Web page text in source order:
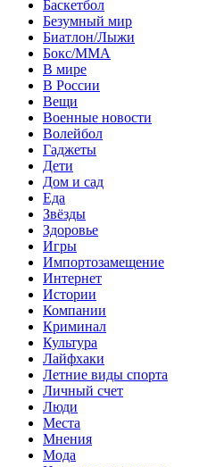
Баскетбол
Безумный мир
Биатлон/Лыжи
Бокс/MMA
В мире
В России
Вещи
Военные новости
Волейбол
Гаджеты
Дети
Дом и сад
Еда
Звёзды
Здоровье
Игры
Импортозамещение
Интернет
Истории
Компании
Криминал
Культура
Лайфхаки
Летние виды спорта
Личный счет
Люди
Места
Мнения
Мода